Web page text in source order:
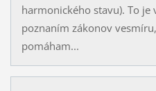
harmonického stavu). To je
poznaním zákonov
pomáham...